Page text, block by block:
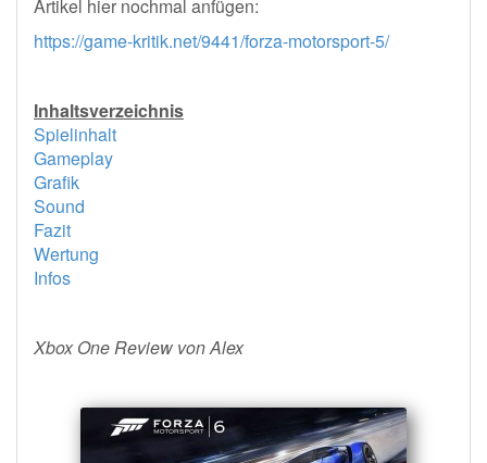
Artikel hier nochmal anfügen:
https://game-kritik.net/9441/forza-motorsport-5/
Inhaltsverzeichnis
Spielinhalt
Gameplay
Grafik
Sound
Fazit
Wertung
Infos
Xbox One Review von Alex